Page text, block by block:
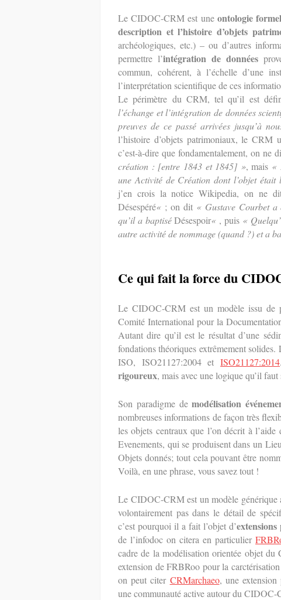
Le CIDOC-CRM est une ontologie
description et l’histoire d’objets
archéologiques, etc.) – ou d’autres
permettre l’intégration de données
commun, cohérent, à l’échelle d’une
l’interprétation scientifique de ces
Le périmètre du CRM, tel qu’il est
l’échange et l’intégration de données
preuves de ce passé arrivées jusqu’à
l’histoire d’objets patrimoniaux, le
c’est-à-dire que fondamentalement, on ne
création : [entre 1843 et 1845] », mais «
une Activité de Création dont l’objet
j’en crois la notice Wikipedia, on ne
Désespéré« ; on dit « Gustave Courbet a
qu’il a baptiséDésespoir« , puis «
autre activité de nommage (quand ?) et a
Ce qui fait la force du
Le CIDOC-CRM est un modèle issu de
Comité International pour la
Autant dire qu’il est le résultat d’une
fondations théoriques extrêmement
ISO, ISO21127:2004 etISO21127:2014
rigoureux, mais avec une logique qu’il faut
Son paradigme demodélisation
nombreuses informations de façon très
les objets centraux que l’on décrit à
Evenements, qui se produisent dans un
Objets donnés; tout cela pouvant être
Voilà, en une phrase, vous savez tout !
Le CIDOC-CRM est un modèle générique
volontairement pas dans le détail de
c’est pourquoi il a fait l’objet d’
de l’infodoc on citera en particulier
cadre de la modélisation orientée objet
extension de FRBRoo pour la
on peut citer CRMarchaeo, une extension
une communauté active autour du CIDOC-